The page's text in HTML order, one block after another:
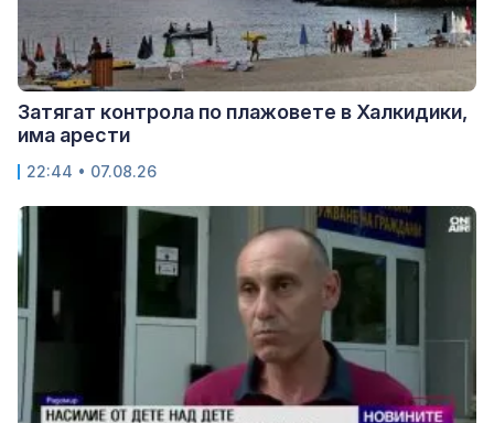
Затягат контрола по плажовете в Халкидики,
има арести
22:44 • 07.08.26